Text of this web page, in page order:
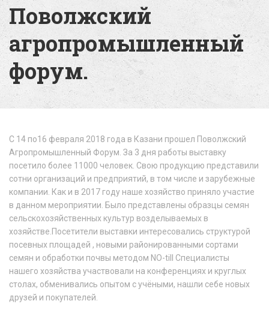
Поволжский
агропромышленный
форум.
С 14 по16 февраля 2018 года в Казани прошел Поволжский
Агропромышленный Форум. За 3 дня работы выставку
посетило более 11000 человек. Свою продукцию представили
сотни организаций и предприятий, в том числе и зарубежные
компании. Как и в 2017 году наше хозяйство приняло участие
в данном мероприятии. Было представлены образцы семян
сельскохозяйственных культур возделываемых в
хозяйстве.Посетители выставки интересовались структурой
посевных площадей , новыми районированными сортами
семян и обработки почвы методом NO-till Специалисты
нашего хозяйства участвовали на конференциях и круглых
столах, обменивались опытом с учёными, нашли себе новых
друзей и покупателей.